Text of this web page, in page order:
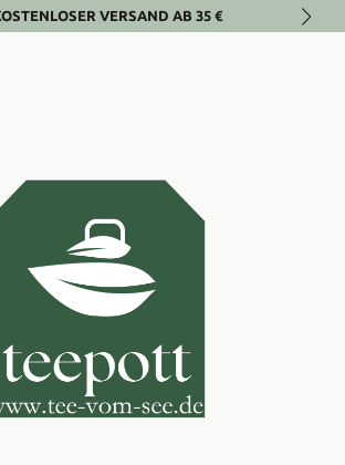
VERSAND AB 35 €